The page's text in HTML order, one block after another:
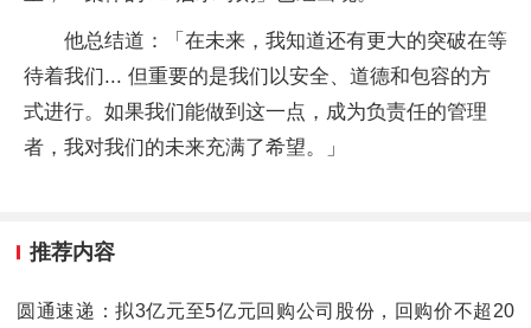
他总结道：「在未来，我知道还有更大的突破在等
待着我们... 但重要的是我们以安全、道德和包容的方
式进行。如果我们能做到这一点，成为负责任的管理
者，我对我们的未来充满了希望。」
推荐内容
圆通速递：拟3亿元至5亿元回购公司股份，回购价不超20